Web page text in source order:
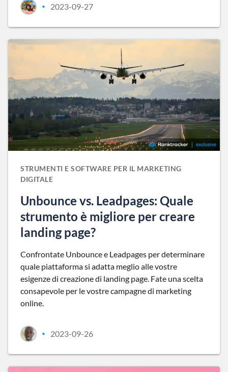
• 2023-09-27
STRUMENTI E SOFTWARE PER IL MARKETING
DIGITALE
Unbounce vs. Leadpages: Quale
strumento è migliore per creare
landing page?
Confrontate Unbounce e Leadpages per determinare
quale piattaforma si adatta meglio alle vostre
esigenze di creazione di landing page. Fate una scelta
consapevole per le vostre campagne di marketing
online.
• 2023-09-26